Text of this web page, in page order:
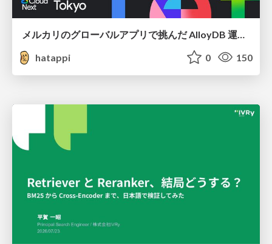
hatappi
0 150